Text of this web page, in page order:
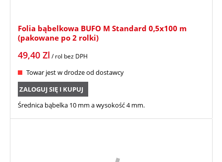
Folia bąbelkowa BUFO M Standard 0,5x100 m
(pakowane po 2 rolki)
49,40 Zl / rol bez DPH
Towar jest w drodze od dostawcy
ZALOGUJ SIĘ I KUPUJ
Średnica bąbelka 10 mm a wysokość 4 mm.